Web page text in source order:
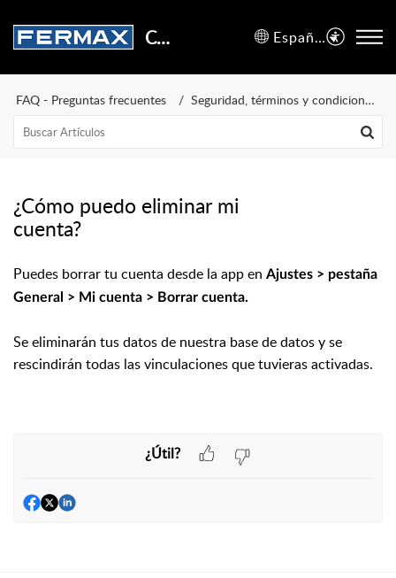
Centro de Soporte Español (España)
FAQ - Preguntas frecuentes Seguridad, términos y condiciones de uso
¿Cómo puedo eliminar mi
cuenta?
Puedes borrar tu cuenta desde la app en Ajustes > pestaña
General > Mi cuenta > Borrar cuenta.
Se eliminarán tus datos de nuestra base de datos y se
rescindirán todas las vinculaciones que tuvieras activadas.
¿Útil?